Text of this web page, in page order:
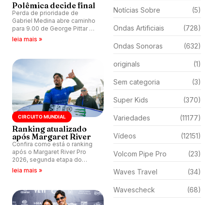
Polêmica decide final
Perda de prioridade de
Gabriel Medina abre caminho
para 9.00 de George Pittar em
Margaret River; episódio do
leia mais »
CIRCUITO MUNDIAL
Ranking atualizado
após Margaret River
Confira como está o ranking
após o Margaret River Pro
2026, segunda etapa do
Championship Tour na
leia mais »
Notícias Sobre (5)
Ondas Artificiais (728)
Ondas Sonoras (632)
originals (1)
Sem categoria (3)
Super Kids (370)
Variedades (11177)
Vídeos (12151)
Volcom Pipe Pro (23)
Waves Travel (34)
Wavescheck (68)